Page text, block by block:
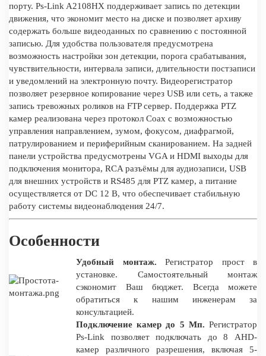
порту. Ps-Link A2108HX поддерживает запись по детекции
движения, что экономит место на диске и позволяет архиву
содержать больше видеоданных по сравнению с постоянной
записью. Для удобства пользователя предусмотрена
возможность настройки зон детекции, порога срабатывания,
чувствительности, интервала записи, длительности постзаписи
и уведомлений на электронную почту. Видеорегистратор
позволяет резервное копирование через USB или сеть, а также
запись тревожных роликов на FTP сервер. Поддержка PTZ
камер реализована через протокол Coax с возможностью
управления направлением, зумом, фокусом, диафрагмой,
патрулированием и периферийным сканированием. На задней
панели устройства предусмотрены VGA и HDMI выходы для
подключения монитора, RCA разъёмы для аудиозаписи, USB
для внешних устройств и RS485 для PTZ камер, а питание
осуществляется от DC 12 В, что обеспечивает стабильную
работу системы видеонаблюдения 24/7.
Особенности
Удобный монтаж. Регистратор прост в
установке. Самостоятельный монтаж
сэкономит Ваш бюджет. Всегда можете
обратиться к нашим инженерам за
консультацией.
Подключение камер до 5 Мп. Регистратор
Ps-Link позволяет подключать до 8 AHD-
камер различного разрешения, включая 5-